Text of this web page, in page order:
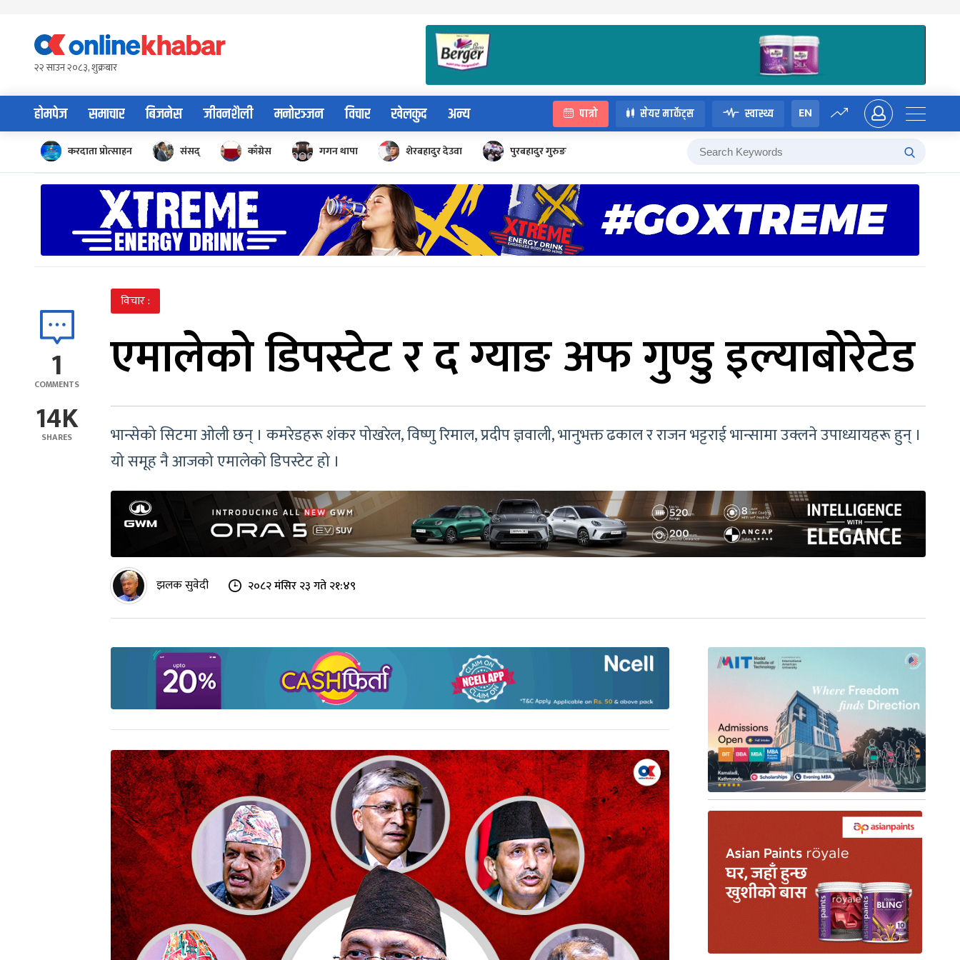
content२२ साउन २०८३, शुक्रबार
होमपेज समाचार बिजनेस जीवनशैली मनोरञ्जन विचार खेलकुद अन्य पात्रो सेयर मार्केट्स स्वास्थ्य EN
करदाता प्रोत्साहन संसद् काँग्रेस गगन थापा शेरबहादुर देउवा पुरबहादुर गुरुङ
1
COMMENTS
14K
SHARES
विचार :
एमालेको डिपस्टेट र द ग्याङ अफ गुण्डु इल्याबोरेटेड
भान्सेको सिटमा ओली छन् । कमरेडहरू शंकर पोखरेल, विष्णु रिमाल, प्रदीप ज्ञवाली, भानुभक्त ढकाल र राजन भट्टराई भान्सामा उक्लने उपाध्यायहरू हुन् ।
यो समूह नै आजको एमालेको डिपस्टेट हो ।
झलक सुवेदी २०८२ मंसिर २३ गते २१:४९